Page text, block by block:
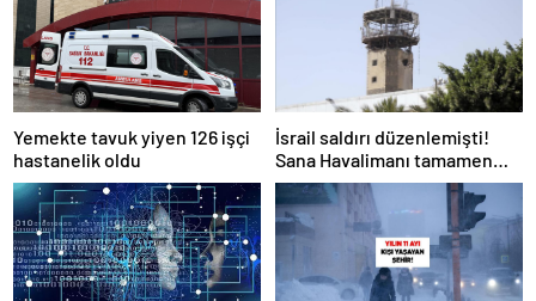
Yemekte tavuk yiyen 126 işçi
hastanelik oldu
İsrail saldırı düzenlemişti!
Sana Havalimanı tamamen
hizmet dışı kaldı